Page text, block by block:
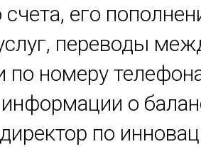
его
переводы
по номеру
о
по